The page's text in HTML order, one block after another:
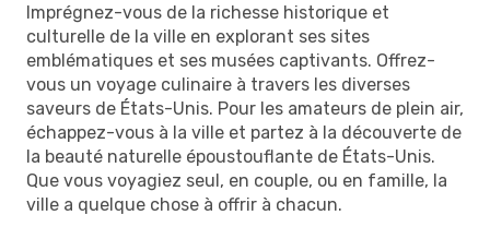
Imprégnez-vous de la richesse historique et
culturelle de la ville en explorant ses sites
emblématiques et ses musées captivants. Offrez-
vous un voyage culinaire à travers les diverses
saveurs de États-Unis. Pour les amateurs de plein air,
échappez-vous à la ville et partez à la découverte de
la beauté naturelle époustouflante de États-Unis.
Que vous voyagiez seul, en couple, ou en famille, la
ville a quelque chose à offrir à chacun.